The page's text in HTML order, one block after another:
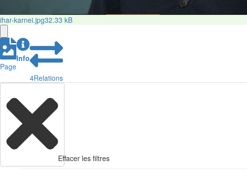
ihar-karnei.jpg32.33 kB
Page
Info
4Relations
Effacer les filtres